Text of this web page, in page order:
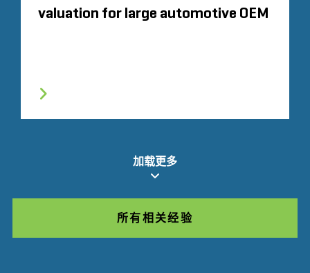
valuation for large automotive OEM
加载更多
所有相关经验